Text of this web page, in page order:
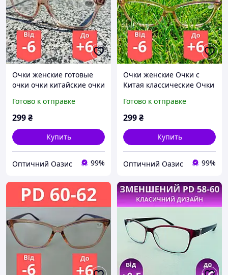
Очки женские готовые
очки очки китайские очки
очки по рецепту Очки
плюс
Готово к отправке
299₴
Купить
Оптичний Оазис 99%
Очки женские Очки с
Китая классические Очки
для зрения очки с
диоптрией
Готово к отправке
299₴
Купить
Оптичний Оазис 99%